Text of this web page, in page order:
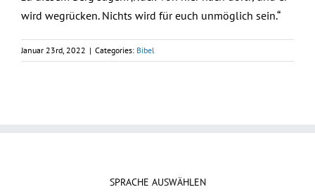
wird wegrücken. Nichts wird für euch unmöglich sein.“
Januar 23rd, 2022 | Categories: Bibel
SPRACHE AUSWÄHLEN